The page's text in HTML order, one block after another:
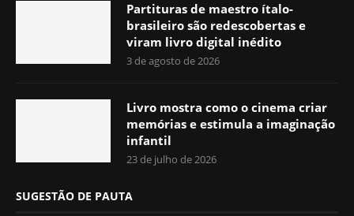
Partituras de maestro ítalo-
brasileiro são redescobertas e
viram livro digital inédito
3 de agosto de 2026
Livro mostra como o cinema criar
memórias e estimula a imaginação
infantil
23 de julho de 2026
SUGESTÃO DE PAUTA